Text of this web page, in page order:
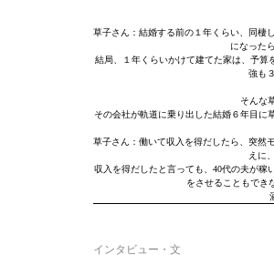
草子さん：結婚する前の１年くらい、同棲
になった
結局、１年くらいかけて建てた家は、予算
強も
そんな
その会社が軌道に乗り出した結婚６年目に
草子さん：働いて収入を得だしたら、突然
えに
収入を得だしたと言っても、40代の夫が稼
をさせることもでき
インタビュー・文